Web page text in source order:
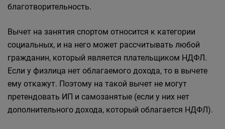
благотворительность.
Вычет на занятия спортом относится к категории
социальных, и на него может рассчитывать любой
гражданин, который является плательщиком НДФЛ.
Если у физлица нет облагаемого дохода, то в вычете
ему откажут. Поэтому на такой вычет не могут
претендовать ИП и самозанятые (если у них нет
дополнительного дохода, который облагается НДФЛ).